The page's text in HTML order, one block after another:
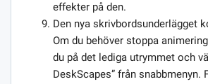
effekter på den.
Den nya skrivbordsunderlägget
Om du behöver stoppa
du på det lediga utrymmet och
DeskScapes” från snabbmenyn.